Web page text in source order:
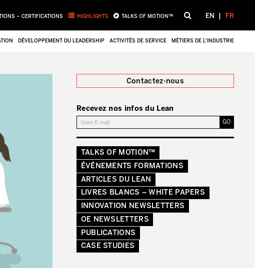
– CERTIFICATIONS HIGHLIGHTS TALKS OF MOTION™ EN FR
DÉVELOPPEMENT DU LEADERSHIP ACTIVITÉS DE SERVICE MÉTIERS DE L’INDUSTRIE
Fermer
À M'ENVOYER DES E-MAILS.
Contactez-nous
Recevez nos infos du Lean
TALKS OF MOTION™
ÉVÉNEMENTS FORMATIONS
ARTICLES DU LEAN
LIVRES BLANCS – WHITE PAPERS
INNOVATION NEWSLETTERS
OE NEWSLETTERS
PUBLICATIONS
CASE STUDIES